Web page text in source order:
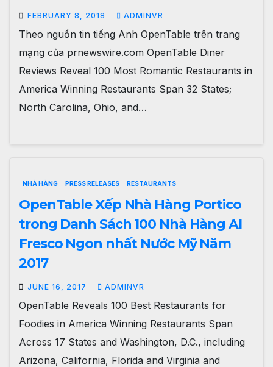
FEBRUARY 8, 2018 ADMINVR
Theo nguồn tin tiếng Anh OpenTable trên trang
mạng của prnewswire.com OpenTable Diner
Reviews Reveal 100 Most Romantic Restaurants in
America Winning Restaurants Span 32 States;
North Carolina, Ohio, and…
NHÀ HÀNG PRESS RELEASES RESTAURANTS
OpenTable Xếp Nhà Hàng Portico
trong Danh Sách 100 Nhà Hàng Al
Fresco Ngon nhất Nước Mỹ Năm
2017
JUNE 16, 2017 ADMINVR
OpenTable Reveals 100 Best Restaurants for
Foodies in America Winning Restaurants Span
Across 17 States and Washington, D.C., including
Arizona, California, Florida and Virginia and